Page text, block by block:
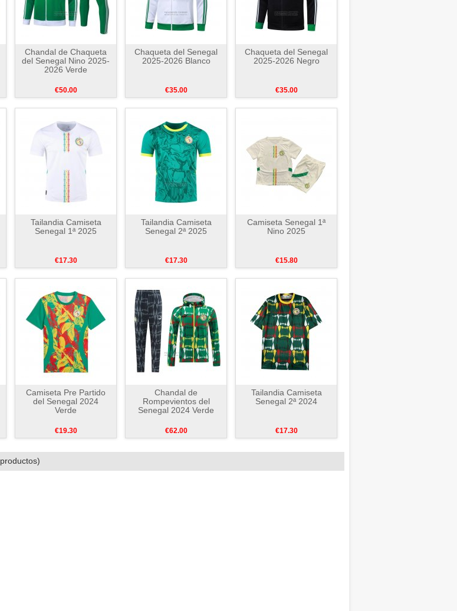
Chandal de Chaqueta
del Senegal Nino 2025-
2026 Verde
€50.00
Chaqueta del Senegal
2025-2026 Blanco
€35.00
Chaqueta del Senegal
2025-2026 Negro
€35.00
Tailandia Camiseta
Senegal 1ª 2025
€17.30
Tailandia Camiseta
Senegal 2ª 2025
€17.30
Camiseta Senegal 1ª
Nino 2025
€15.80
Camiseta Pre Partido
del Senegal 2024
Verde
€19.30
Chandal de
Rompevientos del
Senegal 2024 Verde
€62.00
Tailandia Camiseta
Senegal 2ª 2024
€17.30
productos)